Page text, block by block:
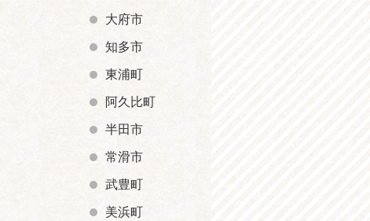
大府市
知多市
東浦町
阿久比町
半田市
常滑市
武豊町
美浜町